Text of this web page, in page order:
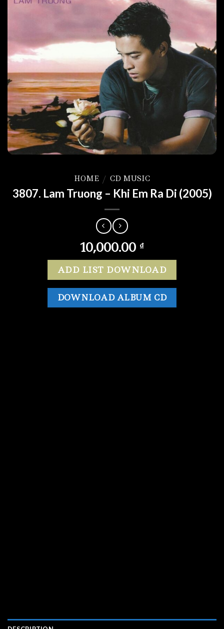
HOME / CD MUSIC
3807. Lam Truong – Khi Em Ra Di (2005)
10,000.00 ₫
ADD LIST DOWNLOAD
DOWNLOAD ALBUM CD